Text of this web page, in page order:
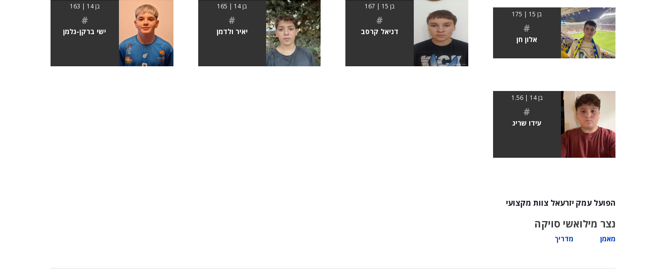
בן 15 | 175
#
אלון חן
בן 15 | 167
#
דניאל קרסב
בן 14 | 165
#
יאיר ולדמן
בן 14 | 163
#
ישי ברקן-גלמן
בן 14 | 1.56
#
עידו שריג
הפועל עמק יזרעאל צוות מקצועי
נצר מילוא
מאמן
שי סויקה
מדריך